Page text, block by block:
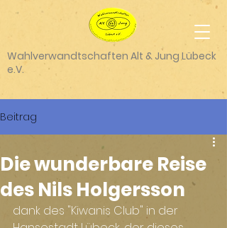
Wahlverwandtschaften Alt & Jung Lübeck
e.V.
Beitrag
Die wunderbare Reise
des Nils Holgersson
dank des "Kiwanis Club" in der